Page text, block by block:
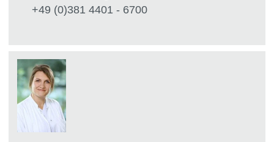
+49 (0)381 4401 - 6700